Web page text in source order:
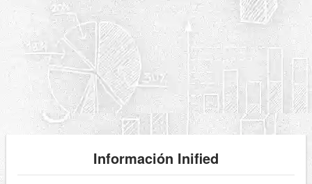
Información Inified